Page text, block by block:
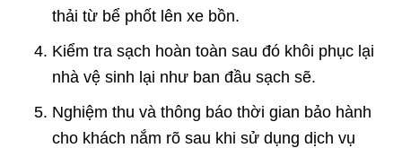
thải từ bể phốt lên xe bồn.
Kiểm tra sạch hoàn toàn sau đó khôi phục lại
nhà vệ sinh lại như ban đầu sạch sẽ.
Nghiệm thu và thông báo thời gian bảo hành
cho khách nắm rõ sau khi sử dụng dịch vụ